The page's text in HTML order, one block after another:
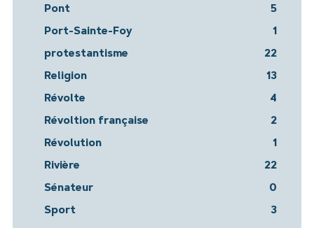
Pont 5
Port-Sainte-Foy 1
protestantisme 22
Religion 13
Révolte 4
Révoltion française 2
Révolution 1
Rivière 22
Sénateur 0
Sport 3